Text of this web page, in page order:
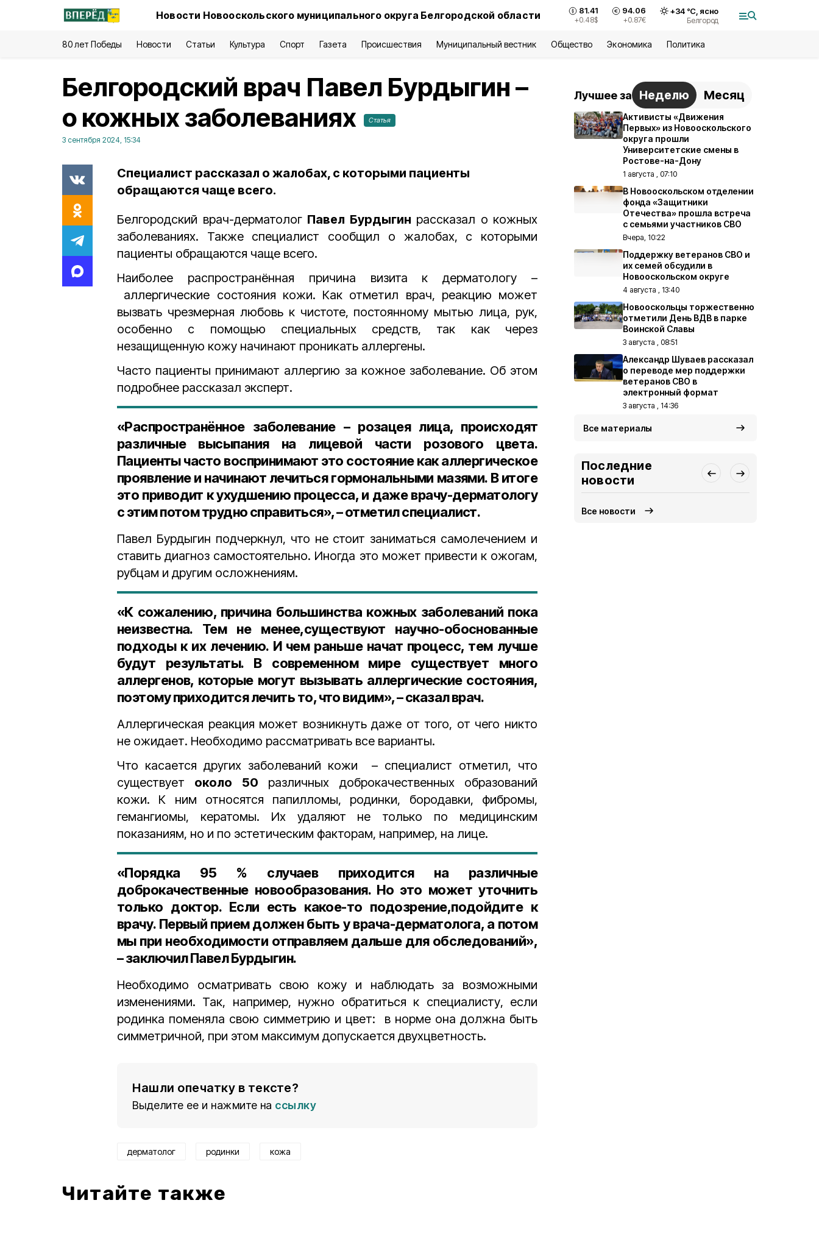
Новости Новооскольского муниципального округа Белгородской области 81.41
+0.48$
94.06
+0.87€
+34°С, ясно
Белгород
80 лет Победы Новости Статьи Культура Спорт Газета Происшествия Муниципальный вестник Общество Экономика Политика
Белгородский врач Павел Бурдыгин –
о кожных заболеваниях
Статья
3 сентября 2024, 15:34
Специалист рассказал о жалобах, с которыми пациенты
обращаются чаще всего.
Белгородский врач-дерматолог Павел Бурдыгин рассказал о кожных
заболеваниях. Также специалист сообщил о жалобах, с которыми
пациенты обращаются чаще всего.
Наиболее распространённая причина визита к дерматологу –
аллергические состояния кожи. Как отметил врач, реакцию может
вызвать чрезмерная любовь к чистоте, постоянному мытью лица, рук,
особенно с помощью специальных средств, так как через
незащищенную кожу начинают проникать аллергены.
Часто пациенты принимают аллергию за кожное заболевание. Об этом
подробнее рассказал эксперт.
«Распространённое заболевание – розацея лица, происходят
различные высыпания на лицевой части розового цвета.
Пациенты часто воспринимают это состояние как аллергическое
проявление и начинают лечиться гормональными мазями. В итоге
это приводит к ухудшению процесса, и даже врачу-дерматологу
с этим потом трудно справиться», – отметил специалист.
Павел Бурдыгин подчеркнул, что не стоит заниматься самолечением и
ставить диагноз самостоятельно. Иногда это может привести к ожогам,
рубцам и другим осложнениям.
«К сожалению, причина большинства кожных заболеваний пока
неизвестна. Тем не менее,существуют научно-обоснованные
подходы к их лечению. И чем раньше начат процесс, тем лучше
будут результаты. В современном мире существует много
аллергенов, которые могут вызывать аллергические состояния,
поэтому приходится лечить то, что видим», – сказал врач.
Аллергическая реакция может возникнуть даже от того, от чего никто
не ожидает. Необходимо рассматривать все варианты.
Что касается других заболеваний кожи – специалист отметил, что
существует около 50 различных доброкачественных образований
кожи. К ним относятся папилломы, родинки, бородавки, фибромы,
гемангиомы, кератомы. Их удаляют не только по медицинским
показаниям, но и по эстетическим факторам, например, на лице.
«Порядка 95 % случаев приходится на различные
доброкачественные новообразования. Но это может уточнить
только доктор. Если есть какое-то подозрение,подойдите к
врачу. Первый прием должен быть у врача-дерматолога, а потом
мы при необходимости отправляем дальше для обследований»,
– заключил Павел Бурдыгин.
Необходимо осматривать свою кожу и наблюдать за возможными
изменениями. Так, например, нужно обратиться к специалисту, если
родинка поменяла свою симметрию и цвет: в норме она должна быть
симметричной, при этом максимум допускается двухцветность.
Нашли опечатку в тексте?
Выделите ее и нажмите на ссылку
дерматолог родинки кожа
Читайте также
Лучшее за Неделю Месяц
Активисты «Движения
Первых» из Новооскольского
округа прошли
Университетские смены в
Ростове-на-Дону
1 августа , 07:10
В Новооскольском отделении
фонда «Защитники
Отечества» прошла встреча
с семьями участников СВО
Вчера, 10:22
Поддержку ветеранов СВО и
их семей обсудили в
Новооскольском округе
4 августа , 13:40
Новооскольцы торжественно
отметили День ВДВ в парке
Воинской Славы
3 августа , 08:51
Александр Шуваев рассказал
о переводе мер поддержки
ветеранов СВО в
электронный формат
3 августа , 14:36
Все материалы
Последние
новости
Все новости